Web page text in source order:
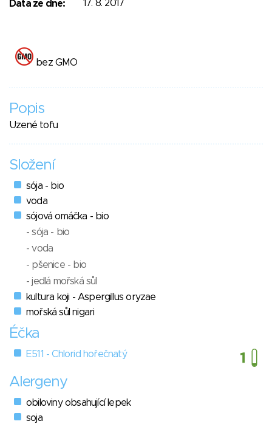
Data ze dne:
17. 8. 2017
bez GMO
Popis
Uzené tofu
Složení
sója - bio
voda
sójová omáčka - bio
- sója - bio
- voda
- pšenice - bio
- jedlá mořská sůl
kultura koji - Aspergillus oryzae
mořská sůl nigari
Éčka
E511 - Chlorid hořečnatý
Alergeny
obiloviny obsahující lepek
soja